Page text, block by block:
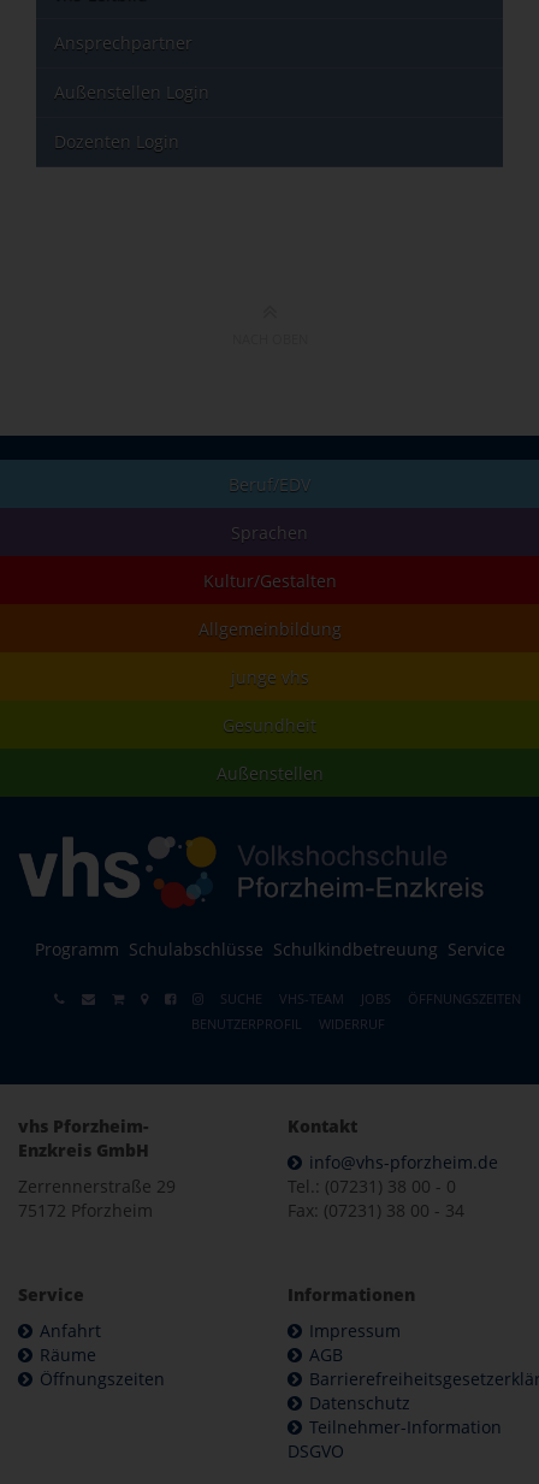
Ansprechpartner
Außenstellen Login
Dozenten Login
Beruf/EDV
Sprachen
Kultur/Gestalten
Allgemeinbildung
junge vhs
Gesundheit
Außenstellen
Programm Schulabschlüsse Schulkindbetreuung Service
SUCHE VHS-TEAM JOBS
ÖFFNUNGSZEITEN
BENUTZERPROFIL
WIDERRUF
vhs Pforzheim-
Enzkreis GmbH
Zerrennerstraße 29
75172 Pforzheim
Kontakt
info@vhs-pforzheim.de
Tel.: (07231) 38 00 - 0
Fax: (07231) 38 00 - 34
Service
Anfahrt
Räume
Öffnungszeiten
Informationen
Impressum
AGB
Datenschutz
Teilnehmer-Information
DSGVO